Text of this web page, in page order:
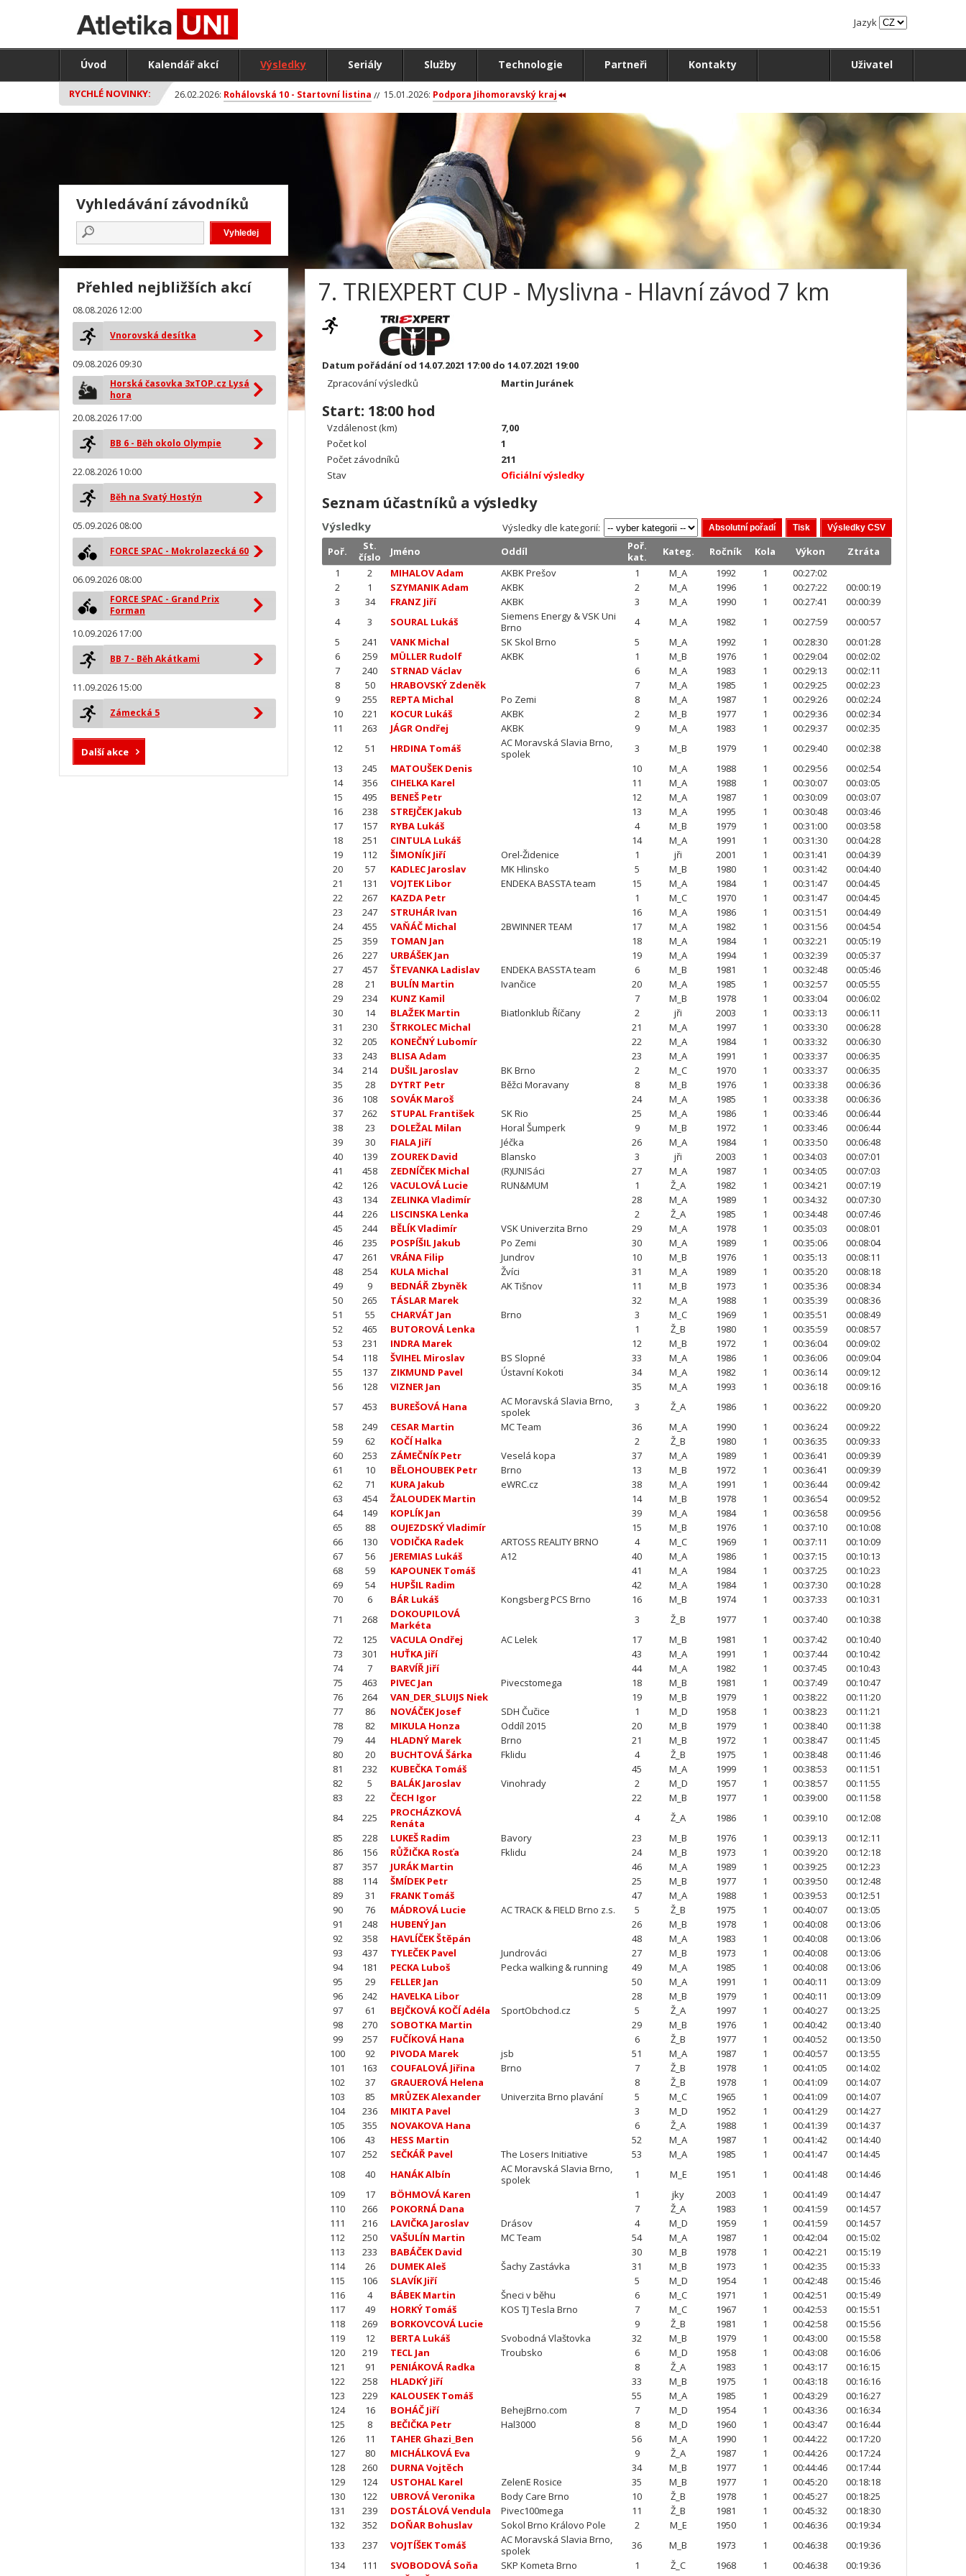
Jazyk
Úvod Kalendář akcí Výsledky Seriály Služby Technologie Partneři Kontakty Uživatel
RYCHLÉ NOVINKY: 26.02.2026: Rohálovská 10 - Startovní listina 15.01.2026: Podpora Jihomoravský kraj
7. TRIEXPERT CUP - Myslivna - Hlavní závod 7 km
Datum pořádání od 14.07.2021 17:00 do 14.07.2021 19:00
Zpracování výsledků
Martin Juránek
Start: 18:00 hod
Vzdálenost (km)
7,00
Počet kol
1
Počet závodníků
211
Stav
Oficiální výsledky
Seznam účastníků a výsledky
Výsledky
Výsledky dle kategorií:
Poř.
St.
číslo
Jméno Oddíl
Poř.
kat.
Kateg. Ročník Kola Výkon
Ztráta
1
2 MIHALOV Adam AKBK Prešov 1 M_A 1992 1
00:27:02
2
1 SZYMANIK Adam AKBK 2 M_A 1996 1 00:27:22
00:00:19
3
34 FRANZ Jiří AKBK 3 M_A 1990 1 00:27:41
00:00:39
4
3 SOURAL Lukáš
Siemens Energy & VSK Uni
Brno
4 M_A 1982 1 00:27:59
00:00:57
5
241 VANK Michal SK Skol Brno 5 M_A 1992 1 00:28:30
00:01:28
6
259 MÜLLER Rudolf AKBK 1 M_B 1976 1 00:29:04
00:02:02
7
240 STRNAD Václav 6 M_A 1983 1 00:29:13
00:02:11
8
50 HRABOVSKÝ Zdeněk 7 M_A 1985 1 00:29:25
00:02:23
9
255 REPTA Michal Po Zemi 8 M_A 1987 1 00:29:26
00:02:24
10
221 KOCUR Lukáš AKBK 2 M_B 1977 1 00:29:36
00:02:34
11
263 JÁGR Ondřej AKBK 9 M_A 1983 1 00:29:37
00:02:35
12
51 HRDINA Tomáš
AC Moravská Slavia Brno,
spolek
3 M_B 1979 1 00:29:40
00:02:38
13
245 MATOUŠEK Denis 10 M_A 1988 1 00:29:56
00:02:54
14
356 CIHELKA Karel 11 M_A 1988 1 00:30:07
00:03:05
15
495 BENEŠ Petr 12 M_A 1987 1 00:30:09
00:03:07
16
238 STREJČEK Jakub 13 M_A 1995 1 00:30:48
00:03:46
17
157 RYBA Lukáš 4 M_B 1979 1 00:31:00
00:03:58
18
251 CINTULA Lukáš 14 M_A 1991 1 00:31:30
00:04:28
19
112 ŠIMONÍK Jiří Orel-Židenice 1 jři 2001 1 00:31:41
00:04:39
20
57 KADLEC Jaroslav MK Hlinsko 5 M_B 1980 1 00:31:42
00:04:40
21
131 VOJTEK Libor ENDEKA BASSTA team 15 M_A 1984 1 00:31:47
00:04:45
22
267 KAZDA Petr 1 M_C 1970 1 00:31:47
00:04:45
23
247 STRUHÁR Ivan 16 M_A 1986 1 00:31:51
00:04:49
24
455 VAŇÁČ Michal 2BWINNER TEAM 17 M_A 1982 1 00:31:56
00:04:54
25
359 TOMAN Jan 18 M_A 1984 1 00:32:21
00:05:19
26
227 URBÁŠEK Jan 19 M_A 1994 1 00:32:39
00:05:37
27
457 ŠTEVANKA Ladislav ENDEKA BASSTA team 6 M_B 1981 1 00:32:48
00:05:46
28
21 BULÍN Martin Ivančice 20 M_A 1985 1 00:32:57
00:05:55
29
234 KUNZ Kamil 7 M_B 1978 1 00:33:04
00:06:02
30
14 BLAŽEK Martin Biatlonklub Říčany 2 jři 2003 1 00:33:13
00:06:11
31
230 ŠTRKOLEC Michal 21 M_A 1997 1 00:33:30
00:06:28
32
205 KONEČNÝ Lubomír 22 M_A 1984 1 00:33:32
00:06:30
33
243 BLISA Adam 23 M_A 1991 1 00:33:37
00:06:35
34
214 DUŠIL Jaroslav BK Brno 2 M_C 1970 1 00:33:37
00:06:35
35
28 DYTRT Petr Běžci Moravany 8 M_B 1976 1 00:33:38
00:06:36
36
108 SOVÁK Maroš 24 M_A 1985 1 00:33:38
00:06:36
37
262 STUPAL František SK Rio 25 M_A 1986 1 00:33:46
00:06:44
38
23 DOLEŽAL Milan Horal Šumperk 9 M_B 1972 1 00:33:46
00:06:44
39
30 FIALA Jiří Jéčka 26 M_A 1984 1 00:33:50
00:06:48
40
139 ZOUREK David Blansko 3 jři 2003 1 00:34:03
00:07:01
41
458 ZEDNÍČEK Michal (R)UNISáci 27 M_A 1987 1 00:34:05
00:07:03
42
126 VACULOVÁ Lucie RUN&MUM 1 Ž_A 1982 1 00:34:21
00:07:19
43
134 ZELINKA Vladimír 28 M_A 1989 1 00:34:32
00:07:30
44
226 LISCINSKA Lenka 2 Ž_A 1985 1 00:34:48
00:07:46
45
244 BĚLÍK Vladimír VSK Univerzita Brno 29 M_A 1978 1 00:35:03
00:08:01
46
235 POSPÍŠIL Jakub Po Zemi 30 M_A 1989 1 00:35:06
00:08:04
47
261 VRÁNA Filip Jundrov 10 M_B 1976 1 00:35:13
00:08:11
48
254 KULA Michal Žvíci 31 M_A 1989 1 00:35:20
00:08:18
49
9 BEDNÁŘ Zbyněk AK Tišnov 11 M_B 1973 1 00:35:36
00:08:34
50
265 TÁSLAR Marek 32 M_A 1988 1 00:35:39
00:08:36
51
55 CHARVÁT Jan Brno 3 M_C 1969 1 00:35:51
00:08:49
52
465 BUTOROVÁ Lenka 1 Ž_B 1980 1 00:35:59
00:08:57
53
231 INDRA Marek 12 M_B 1972 1 00:36:04
00:09:02
54
118 ŠVIHEL Miroslav BS Slopné 33 M_A 1986 1 00:36:06
00:09:04
55
137 ZIKMUND Pavel Ústavní Kokoti 34 M_A 1982 1 00:36:14
00:09:12
56
128 VIZNER Jan 35 M_A 1993 1 00:36:18
00:09:16
57
453 BUREŠOVÁ Hana
AC Moravská Slavia Brno,
spolek
3 Ž_A 1986 1 00:36:22
00:09:20
58
249 CESAR Martin MC Team 36 M_A 1990 1 00:36:24
00:09:22
59
62 KOČÍ Halka 2 Ž_B 1980 1 00:36:35
00:09:33
60
253 ZÁMEČNÍK Petr Veselá kopa 37 M_A 1989 1 00:36:41
00:09:39
61
10 BĚLOHOUBEK Petr Brno 13 M_B 1972 1 00:36:41
00:09:39
62
71 KURA Jakub eWRC.cz 38 M_A 1991 1 00:36:44
00:09:42
63
454 ŽALOUDEK Martin 14 M_B 1978 1 00:36:54
00:09:52
64
149 KOPLÍK Jan 39 M_A 1984 1 00:36:58
00:09:56
65
88 OUJEZDSKÝ Vladimír 15 M_B 1976 1 00:37:10
00:10:08
66
130 VODIČKA Radek ARTOSS REALITY BRNO 4 M_C 1969 1 00:37:11
00:10:09
67
56 JEREMIAS Lukáš A12 40 M_A 1986 1 00:37:15
00:10:13
68
59 KAPOUNEK Tomáš 41 M_A 1984 1 00:37:25
00:10:23
69
54 HUPŠIL Radim 42 M_A 1984 1 00:37:30
00:10:28
70
6 BÁR Lukáš Kongsberg PCS Brno 16 M_B 1974 1 00:37:33
00:10:31
71
268
DOKOUPILOVÁ
Markéta
3 Ž_B 1977 1 00:37:40
00:10:38
72
125 VACULA Ondřej AC Lelek 17 M_B 1981 1 00:37:42
00:10:40
73
301 HUŤKA Jiří 43 M_A 1991 1 00:37:44
00:10:42
74
7 BARVÍŘ Jiří 44 M_A 1982 1 00:37:45
00:10:43
75
463 PIVEC Jan Pivecstomega 18 M_B 1981 1 00:37:49
00:10:47
76
264 VAN_DER_SLUIJS Niek 19 M_B 1979 1 00:38:22
00:11:20
77
86 NOVÁČEK Josef SDH Čučice 1 M_D 1958 1 00:38:23
00:11:21
78
82 MIKULA Honza Oddíl 2015 20 M_B 1979 1 00:38:40
00:11:38
79
44 HLADNÝ Marek Brno 21 M_B 1972 1 00:38:47
00:11:45
80
20 BUCHTOVÁ Šárka Fklidu 4 Ž_B 1975 1 00:38:48
00:11:46
81
232 KUBEČKA Tomáš 45 M_A 1999 1 00:38:53
00:11:51
82
5 BALÁK Jaroslav Vinohrady 2 M_D 1957 1 00:38:57
00:11:55
83
22 ČECH Igor 22 M_B 1977 1 00:39:00
00:11:58
84
225
PROCHÁZKOVÁ
Renáta
4 Ž_A 1986 1 00:39:10
00:12:08
85
228 LUKEŠ Radim Bavory 23 M_B 1976 1 00:39:13
00:12:11
86
156 RŮŽIČKA Rosťa Fklidu 24 M_B 1973 1 00:39:20
00:12:18
87
357 JURÁK Martin 46 M_A 1989 1 00:39:25
00:12:23
88
114 ŠMÍDEK Petr 25 M_B 1977 1 00:39:50
00:12:48
89
31 FRANK Tomáš 47 M_A 1988 1 00:39:53
00:12:51
90
76 MÁDROVÁ Lucie AC TRACK & FIELD Brno z.s. 5 Ž_B 1975 1 00:40:07
00:13:05
91
248 HUBENÝ Jan 26 M_B 1978 1 00:40:08
00:13:06
92
358 HAVLÍČEK Štěpán 48 M_A 1983 1 00:40:08
00:13:06
93
437 TYLEČEK Pavel Jundrováci 27 M_B 1973 1 00:40:08
00:13:06
94
181 PECKA Luboš Pecka walking & running 49 M_A 1985 1 00:40:08
00:13:06
95
29 FELLER Jan 50 M_A 1991 1 00:40:11
00:13:09
96
242 HAVELKA Libor 28 M_B 1979 1 00:40:11
00:13:09
97
61 BEJČKOVÁ KOČÍ Adéla SportObchod.cz 5 Ž_A 1997 1 00:40:27
00:13:25
98
270 SOBOTKA Martin 29 M_B 1976 1 00:40:42
00:13:40
99
257 FUČÍKOVÁ Hana 6 Ž_B 1977 1 00:40:52
00:13:50
100
92 PIVODA Marek jsb 51 M_A 1987 1 00:40:57
00:13:55
101
163 COUFALOVÁ Jiřina Brno 7 Ž_B 1978 1 00:41:05
00:14:02
102
37 GRAUEROVÁ Helena 8 Ž_B 1978 1 00:41:09
00:14:07
103
85 MRŮZEK Alexander Univerzita Brno plavání 5 M_C 1965 1 00:41:09
00:14:07
104
236 MIKITA Pavel 3 M_D 1952 1 00:41:29
00:14:27
105
355 NOVAKOVA Hana 6 Ž_A 1988 1 00:41:39
00:14:37
106
43 HESS Martin 52 M_A 1987 1 00:41:42
00:14:40
107
252 SEČKÁŘ Pavel The Losers Initiative 53 M_A 1985 1 00:41:47
00:14:45
108
40 HANÁK Albín
AC Moravská Slavia Brno,
spolek
1 M_E 1951 1 00:41:48
00:14:46
109
17 BÖHMOVÁ Karen 1 jky 2003 1 00:41:49
00:14:47
110
266 POKORNÁ Dana 7 Ž_A 1983 1 00:41:59
00:14:57
111
216 LAVIČKA Jaroslav Drásov 4 M_D 1959 1 00:41:59
00:14:57
112
250 VAŠULÍN Martin MC Team 54 M_A 1987 1 00:42:04
00:15:02
113
233 BABÁČEK David 30 M_B 1978 1 00:42:21
00:15:19
114
26 DUMEK Aleš Šachy Zastávka 31 M_B 1973 1 00:42:35
00:15:33
115
106 SLAVÍK Jiří 5 M_D 1954 1 00:42:48
00:15:46
116
4 BÁBEK Martin Šneci v běhu 6 M_C 1971 1 00:42:51
00:15:49
117
49 HORKÝ Tomáš KOS TJ Tesla Brno 7 M_C 1967 1 00:42:53
00:15:51
118
269 BORKOVCOVÁ Lucie 9 Ž_B 1981 1 00:42:58
00:15:56
119
12 BERTA Lukáš Svobodná Vlaštovka 32 M_B 1979 1 00:43:00
00:15:58
120
219 TECL Jan Troubsko 6 M_D 1958 1 00:43:08
00:16:06
121
91 PENIÁKOVÁ Radka 8 Ž_A 1983 1 00:43:17
00:16:15
122
258 HLADKÝ Jiří 33 M_B 1975 1 00:43:18
00:16:16
123
229 KALOUSEK Tomáš 55 M_A 1985 1 00:43:29
00:16:27
124
16 BOHÁČ Jiří BehejBrno.com 7 M_D 1954 1 00:43:36
00:16:34
125
8 BEČIČKA Petr Hal3000 8 M_D 1960 1 00:43:47
00:16:44
126
11 TAHER Ghazi_Ben 56 M_A 1990 1 00:44:22
00:17:20
127
80 MICHÁLKOVÁ Eva 9 Ž_A 1987 1 00:44:26
00:17:24
128
260 DURNA Vojtěch 34 M_B 1977 1 00:44:46
00:17:44
129
124 USTOHAL Karel ZelenE Rosice 35 M_B 1977 1 00:45:20
00:18:18
130
122 UBROVÁ Veronika Body Care Brno 10 Ž_B 1978 1 00:45:27
00:18:25
131
239 DOSTÁLOVÁ Vendula Pivec100mega 11 Ž_B 1981 1 00:45:32
00:18:30
132
352 DOŇAR Bohuslav Sokol Brno Královo Pole 2 M_E 1950 1 00:46:36
00:19:34
133
237 VOJTÍŠEK Tomáš
AC Moravská Slavia Brno,
spolek
36 M_B 1973 1 00:46:38
00:19:36
134
111 SVOBODOVÁ Soňa SKP Kometa Brno 1 Ž_C 1968 1 00:46:38
00:19:36
Vyhledávání závodníků
Přehled nejbližších akcí
08.08.2026 12:00
Vnorovská desítka
09.08.2026 09:30
Horská časovka 3xTOP.cz Lysá
hora
20.08.2026 17:00
BB 6 - Běh okolo Olympie
22.08.2026 10:00
Běh na Svatý Hostýn
05.09.2026 08:00
FORCE SPAC - Mokrolazecká 60
06.09.2026 08:00
FORCE SPAC - Grand Prix
Forman
10.09.2026 17:00
BB 7 - Běh Akátkami
11.09.2026 15:00
Zámecká 5
Další akce